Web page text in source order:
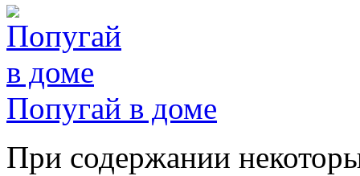
Попугай в доме
При содержании